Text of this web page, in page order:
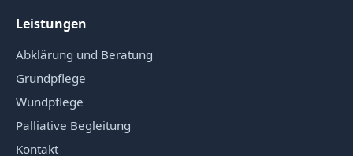
Leistungen
Abklärung und Beratung
Grundpflege
Wundpflege
Palliative Begleitung
Kontakt